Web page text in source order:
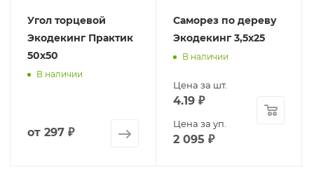
Угол торцевой
Экодекинг Практик
50х50
В наличии
от 297 ₽
Саморез по дереву
Экодекинг 3,5х25
В наличии
Цена за шт.
4.19 ₽
Цена за уп.
2 095 ₽